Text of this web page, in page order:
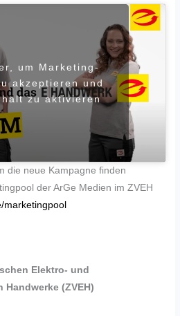
um Marketing-
akzeptieren und
zu aktivieren
die neue Kampagne finden
der ArGe Medien im ZVEH
marketingpool
Elektro- und
(ZVEH)